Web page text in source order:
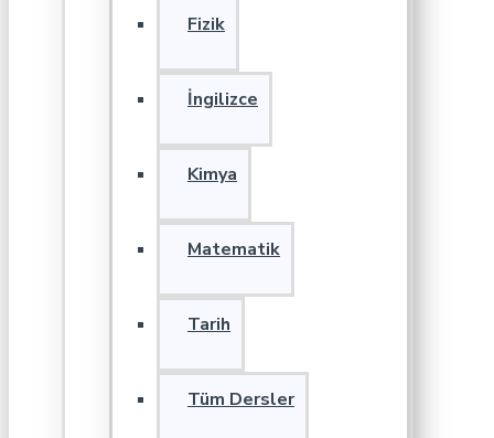
Fizik
İngilizce
Kimya
Matematik
Tarih
Tüm Dersler